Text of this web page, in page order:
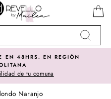
Buscar
EN 48HRS. EN REGIÓN
de tu comuna
Naranjo